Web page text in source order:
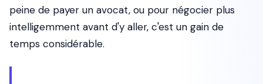
peine de payer un avocat, ou pour négocier plus
intelligemment avant d'y aller, c'est un gain de
temps considérable.